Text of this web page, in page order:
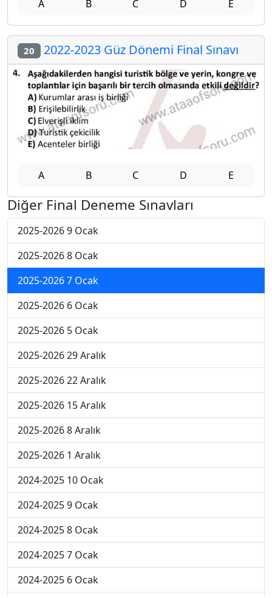
A B C D E
20 2022-2023 Güz Dönemi Final Sınavı
A B C D E
Diğer Final Deneme Sınavları
2025-2026 9 Ocak
2025-2026 8 Ocak
2025-2026 7 Ocak
2025-2026 6 Ocak
2025-2026 5 Ocak
2025-2026 29 Aralık
2025-2026 22 Aralık
2025-2026 15 Aralık
2025-2026 8 Aralık
2025-2026 1 Aralık
2024-2025 10 Ocak
2024-2025 9 Ocak
2024-2025 8 Ocak
2024-2025 7 Ocak
2024-2025 6 Ocak